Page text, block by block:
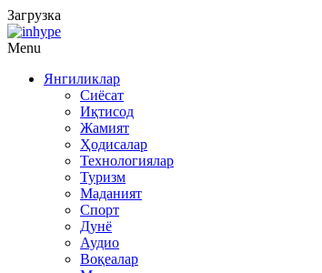
Загрузка
Menu
Янгиликлар
Сиёсат
Иқтисод
Жамият
Ҳодисалар
Технологиялар
Туризм
Маданият
Спорт
Дунё
Аудио
Воқеалар